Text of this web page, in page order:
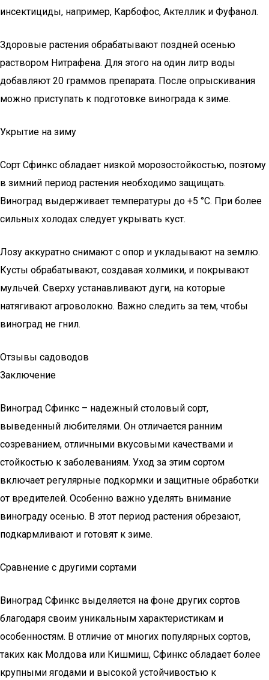
инсектициды, например, Карбофос, Актеллик и Фуфанол.
Здоровые растения обрабатывают поздней осенью
раствором Нитрафена. Для этого на один литр воды
добавляют 20 граммов препарата. После опрыскивания
можно приступать к подготовке винограда к зиме.
Укрытие на зиму
Сорт Сфинкс обладает низкой морозостойкостью, поэтому
в зимний период растения необходимо защищать.
Виноград выдерживает температуры до +5 °С. При более
сильных холодах следует укрывать куст.
Лозу аккуратно снимают с опор и укладывают на землю.
Кусты обрабатывают, создавая холмики, и покрывают
мульчей. Сверху устанавливают дуги, на которые
натягивают агроволокно. Важно следить за тем, чтобы
виноград не гнил.
Отзывы садоводов
Заключение
Виноград Сфинкс – надежный столовый сорт,
выведенный любителями. Он отличается ранним
созреванием, отличными вкусовыми качествами и
стойкостью к заболеваниям. Уход за этим сортом
включает регулярные подкормки и защитные обработки
от вредителей. Особенно важно уделять внимание
винограду осенью. В этот период растения обрезают,
подкармливают и готовят к зиме.
Сравнение с другими сортами
Виноград Сфинкс выделяется на фоне других сортов
благодаря своим уникальным характеристикам и
особенностям. В отличие от многих популярных сортов,
таких как Молдова или Кишмиш, Сфинкс обладает более
крупными ягодами и высокой устойчивостью к